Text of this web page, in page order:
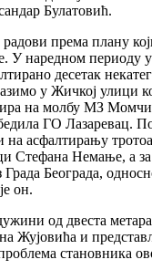
Булатовић.
према плану
У наредном периоду
десетак
у Жичкој улици
на молбу МЗ
ГО Лазаревац.
на асфалтирању
Стефана Немање, а за
Града Београда,
он.
од двеста метара
Жујовића и
становника